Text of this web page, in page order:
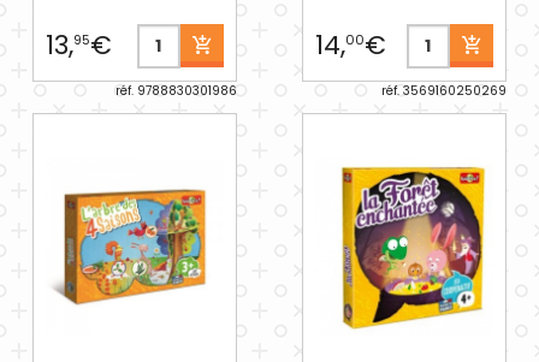
13,95€
réf. 9788830301986
14,00€
réf. 3569160250269